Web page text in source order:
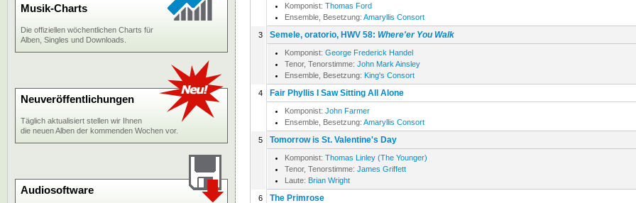
Komponist: Thomas Ford
Ensemble, Besetzung: Amaryllis Consort
3 Semele, oratorio, HWV 58: Where'er You Walk
Komponist: George Frederick Handel
Tenor, Tenorstimme: John Mark Ainsley
Ensemble, Besetzung: King's Consort
4 Fair Phyllis I Saw Sitting All Alone
Komponist: John Farmer
Ensemble, Besetzung: Amaryllis Consort
5 Tomorrow is St. Valentine's Day
Komponist: Thomas Linley (The Younger)
Tenor, Tenorstimme: James Griffett
Laute: Brian Wright
6 The Primrose
Musik-Charts
Die offiziellen wöchentlichen Charts für
Alben, Singles und Downloads.
Neuveröffentlichungen
Täglich aktualisiert stellen wir Ihnen
die neuen Alben der kommenden Wochen vor.
Audiosoftware